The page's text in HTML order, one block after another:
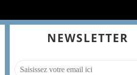
NEWSLETTER